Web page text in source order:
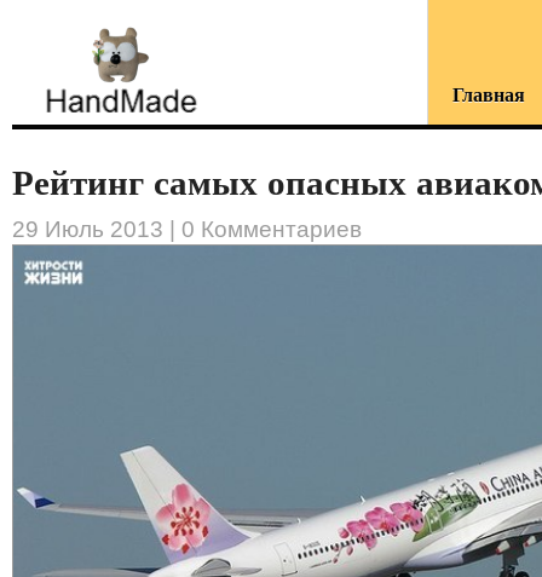
Главная
Рейтинг самых опасных
29 Июль 2013 | 0 Комментариев